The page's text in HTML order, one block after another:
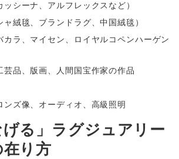
シーナ、アルフレックスなど）
絨毯、ブランドラグ、中国絨毯）
カラ、マイセン、ロイヤルコペンハーゲン
芸品、版画、人間国宝作家の作品
ンズ像、オーディオ、高級照明​
げる」ラグジュアリー
在り方